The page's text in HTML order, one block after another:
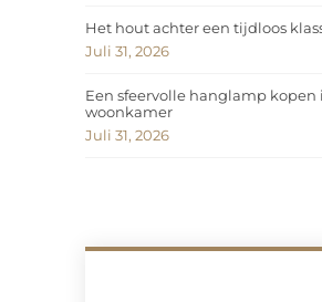
Het hout achter een tijdloos
Juli 31, 2026
Een sfeervolle hanglamp kopen
woonkamer
Juli 31, 2026